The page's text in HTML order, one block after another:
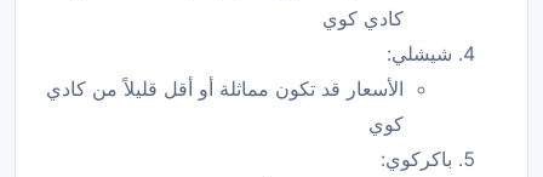
كادي كوي
شيشلي:
الأسعار قد تكون مماثلة أو أقل قليلاً من كادي
كوي
باكركوي: